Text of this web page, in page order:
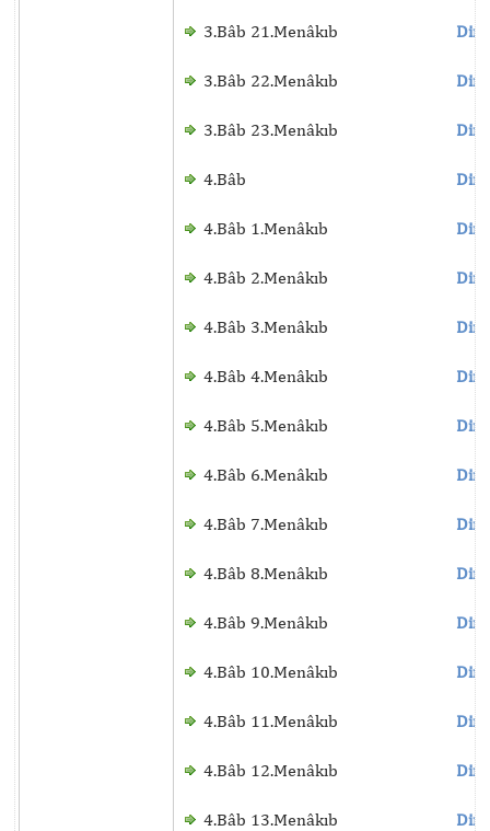
3.Bâb 21.Menâkıb
3.Bâb 22.Menâkıb
3.Bâb 23.Menâkıb
4.Bâb
4.Bâb 1.Menâkıb
4.Bâb 2.Menâkıb
4.Bâb 3.Menâkıb
4.Bâb 4.Menâkıb
4.Bâb 5.Menâkıb
4.Bâb 6.Menâkıb
4.Bâb 7.Menâkıb
4.Bâb 8.Menâkıb
4.Bâb 9.Menâkıb
4.Bâb 10.Menâkıb
4.Bâb 11.Menâkıb
4.Bâb 12.Menâkıb
4.Bâb 13.Menâkıb